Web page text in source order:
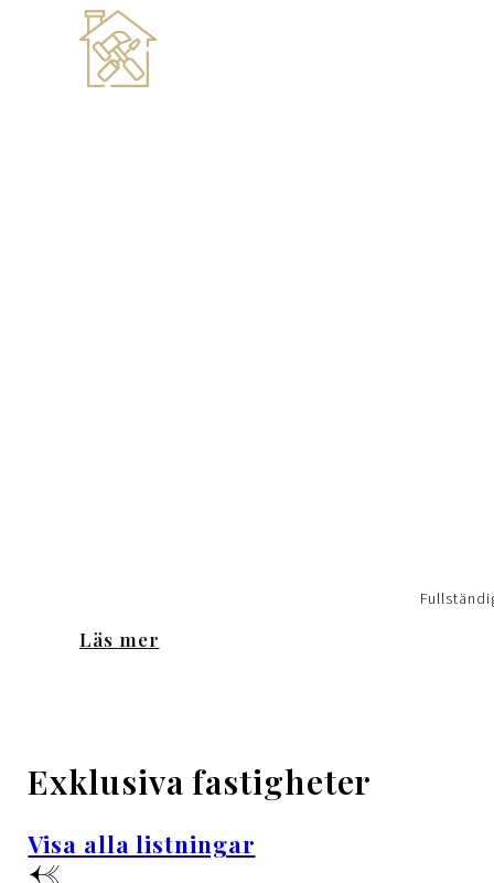
Läs mer
Exklusiva fastigheter
Visa alla listningar